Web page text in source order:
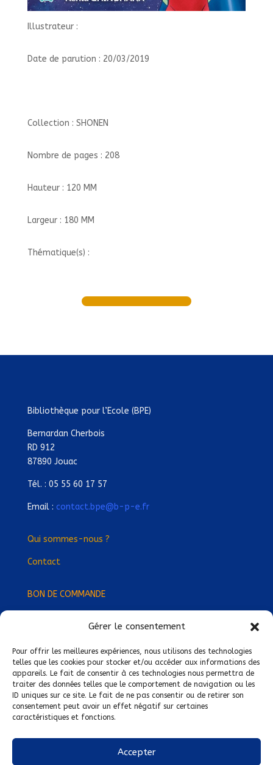
Gérer le consentement
Pour offrir les meilleures expériences, nous utilisons des technologies
telles que les cookies pour stocker et/ou accéder aux informations des
appareils. Le fait de consentir à ces technologies nous permettra de
traiter des données telles que le comportement de navigation ou les
ID uniques sur ce site. Le fait de ne pas consentir ou de retirer son
consentement peut avoir un effet négatif sur certaines
caractéristiques et fonctions.
Accepter
Illustrateur :
Date de parution : 20/03/2019
Collection : SHONEN
Nombre de pages : 208
Hauteur : 120 MM
Largeur : 180 MM
Thématique(s) :
Bibliothèque pour l’Ecole (BPE)
Bernardan Cherbois
RD 912
87890 Jouac
Tél. : 05 55 60 17 57
Email : contact.bpe@b-p-e.fr
Qui sommes-nous ?
Contact
BON DE COMMANDE
Devenez Délégué·e Régional·e !
Trouvez-nous près de chez vous !
Mentions légales
Conditions générales de vente
Politique de confidentialité